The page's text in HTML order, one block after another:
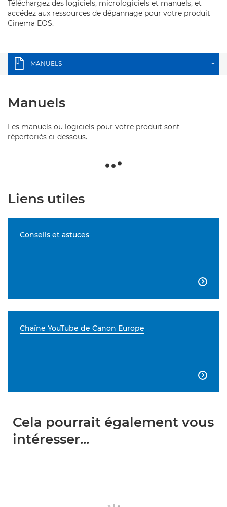
Téléchargez des logiciels, micrologiciels et manuels, et
accédez aux ressources de dépannage pour votre produit
Cinema EOS.
MANUELS +
Manuels
Les manuels ou logiciels pour votre produit sont
répertoriés ci-dessous.
Liens utiles
Conseils et astuces

Chaîne YouTube de Canon Europe

Cela pourrait également vous
intéresser...